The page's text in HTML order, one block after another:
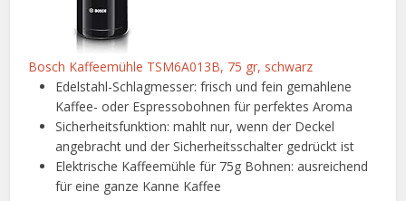
Bosch Kaffeemühle TSM6A013B, 75 gr, schwarz
Edelstahl-Schlagmesser: frisch und fein gemahlene
Kaffee- oder Espressobohnen für perfektes Aroma
Sicherheitsfunktion: mahlt nur, wenn der Deckel
angebracht und der Sicherheitsschalter gedrückt ist
Elektrische Kaffeemühle für 75g Bohnen: ausreichend
für eine ganze Kanne Kaffee